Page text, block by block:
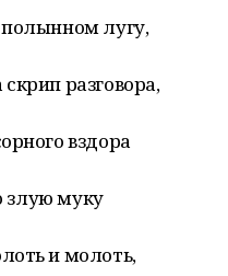
лугу,
разговора,
вздора
злую муку
и молоть,